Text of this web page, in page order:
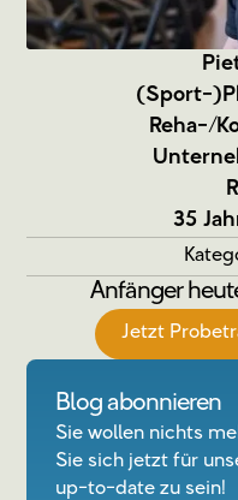
(Sport-
Reha-/
35
Anfänger
Jetzt
Blog abonnieren
Sie wollen nichts
Sie sich jetzt für
up-to-date zu sein!